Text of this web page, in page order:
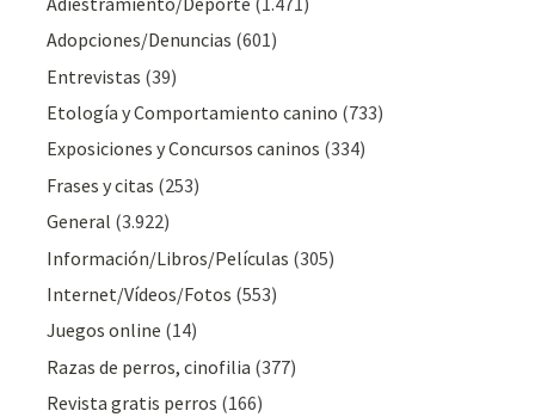
Adopciones/Denuncias (601)
Entrevistas (39)
Etología y Comportamiento canino (733)
Exposiciones y Concursos caninos (334)
Frases y citas (253)
General (3.922)
Información/Libros/Películas (305)
Internet/Vídeos/Fotos (553)
Juegos online (14)
Razas de perros, cinofilia (377)
Revista gratis perros (166)